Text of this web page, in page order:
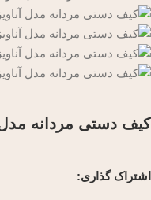
کیف دستی مردانه مدل
اشتراک گذاری: